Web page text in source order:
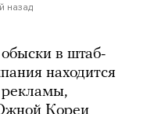
назад
в штаб-
находится
рекламы,
Кореи